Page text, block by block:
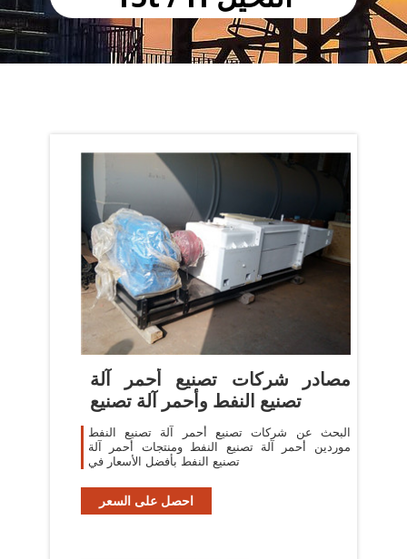
مصادر شركات تصنيع أحمر آلة
تصنيع النفط وأحمر آلة تصنيع
البحث عن شركات تصنيع أحمر آلة تصنيع النفط
موردين أحمر آلة تصنيع النفط ومنتجات أحمر آلة
تصنيع النفط بأفضل الأسعار في
احصل على السعر